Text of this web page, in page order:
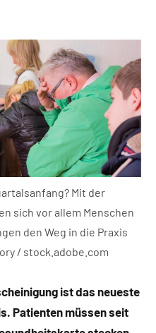
Mit der
sich vor allem Menschen
den Weg in die Praxis
/ stock.adobe.com
ist das neueste
Patienten müssen seit